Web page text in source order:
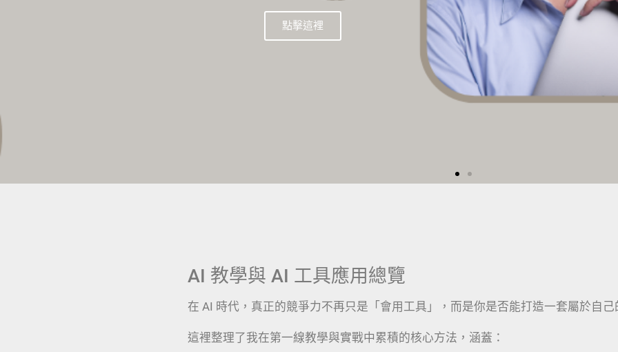
AI 教學與 AI 工具應用總覽
在 AI 時代，真正的競爭力不再只是「會用工具」，而是你是否能打造一套屬於自
這裡整理了我在第一線教學與實戰中累積的核心方法，涵蓋：